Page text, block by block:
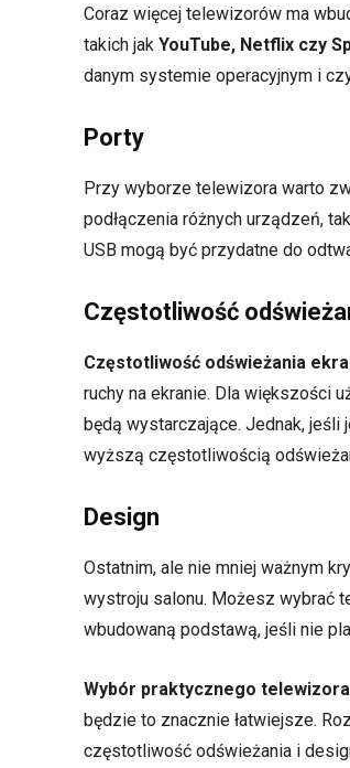
Coraz więcej telewizorów ma
takich jak YouTube, Netflix czy
danym systemie operacyjnym i
Porty
Przy wyborze telewizora warto
podłączenia różnych urządzeń,
USB mogą być przydatne do
Częstotliwość
Częstotliwość odświeżania
ruchy na ekranie. Dla większości
będą wystarczające. Jednak,
wyższą częstotliwością
Design
Ostatnim, ale nie mniej ważnym
wystroju salonu. Możesz wybrać
wbudowaną podstawą, jeśli nie
Wybór praktycznego
będzie to znacznie łatwiejsze.
częstotliwość odświeżania i